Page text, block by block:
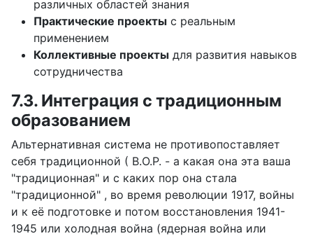
различных областей знания
Практические проекты с реальным
применением
Коллективные проекты для развития навыков
сотрудничества
7.3. Интеграция с традиционным
образованием
Альтернативная система не противопоставляет
себя традиционной ( В.О.Р. - а какая она эта ваша
"традиционная" и с каких пор она стала
"традиционной" , во время революции 1917, войны
и к её подготовке и потом восстановления 1941-
1945 или холодная война (ядерная война или